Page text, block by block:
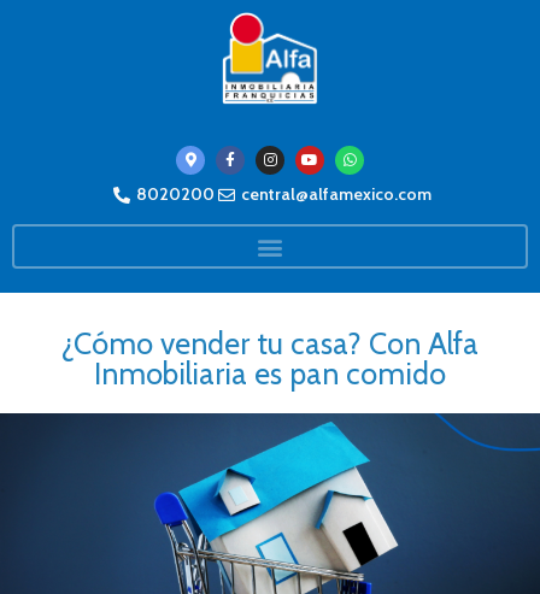
8020200 central@alfamexico.com
¿Cómo vender tu casa? Con Alfa
Inmobiliaria es pan comido